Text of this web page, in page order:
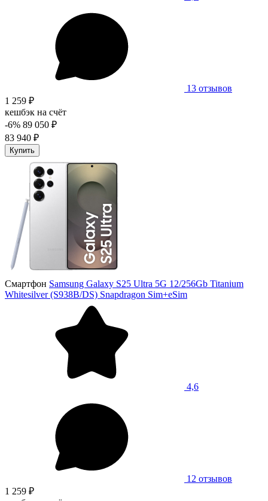
13 отзывов
1 259 ₽
кешбэк на счёт
-6% 89 050 ₽
83 940 ₽
Купить
Смартфон Samsung Galaxy S25 Ultra 5G 12/256Gb Titanium
Whitesilver (S938B/DS) Snapdragon Sim+eSim
4,6
12 отзывов
1 259 ₽